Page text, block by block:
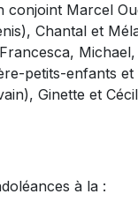
conjoint Marcel
Chantal et
petits-enfants
Ginette et
à la :